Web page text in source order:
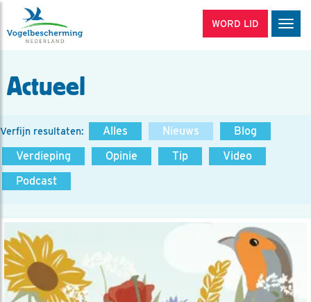
WORD LID
Actueel
Verfijn resultaten: Alles Nieuws
Blog
Verdieping
Opinie Tip
Video
Podcast